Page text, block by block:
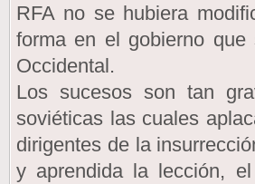
RFA no se hubiera
forma en el gobierno
Occidental.
Los sucesos son tan
soviéticas las cuales
dirigentes de la
y aprendida la lección,